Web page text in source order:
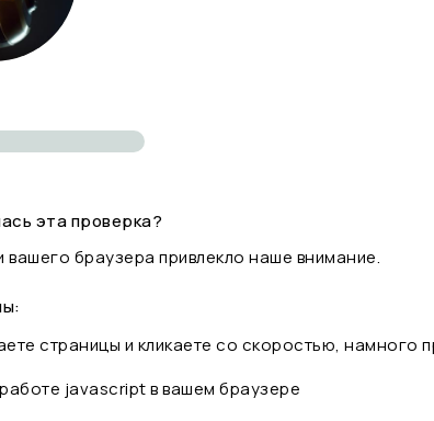
эта проверка?
вашего браузера привлекло наше внимание.
страницы и кликаете со скоростью,
javascript в вашем браузере